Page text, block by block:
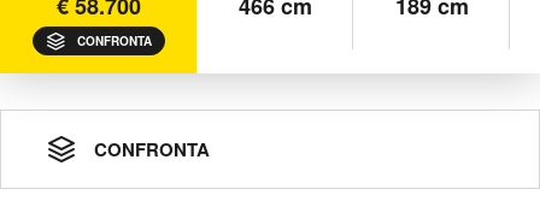
CONFRONTA
CONFRONTA